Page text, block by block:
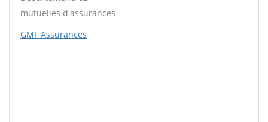
mutuelles d'assurances
GMF Assurances